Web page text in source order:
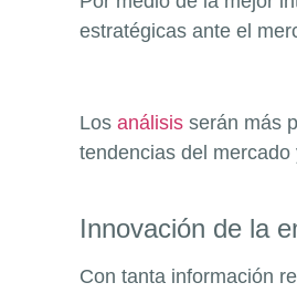
estratégicas ante el
Los análisis serán más
tendencias del
Innovación de la
Con tanta información